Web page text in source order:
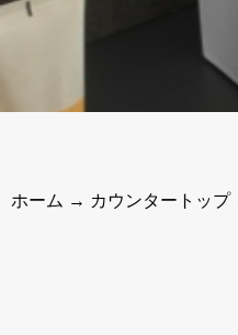
ホーム → カウンタートップ